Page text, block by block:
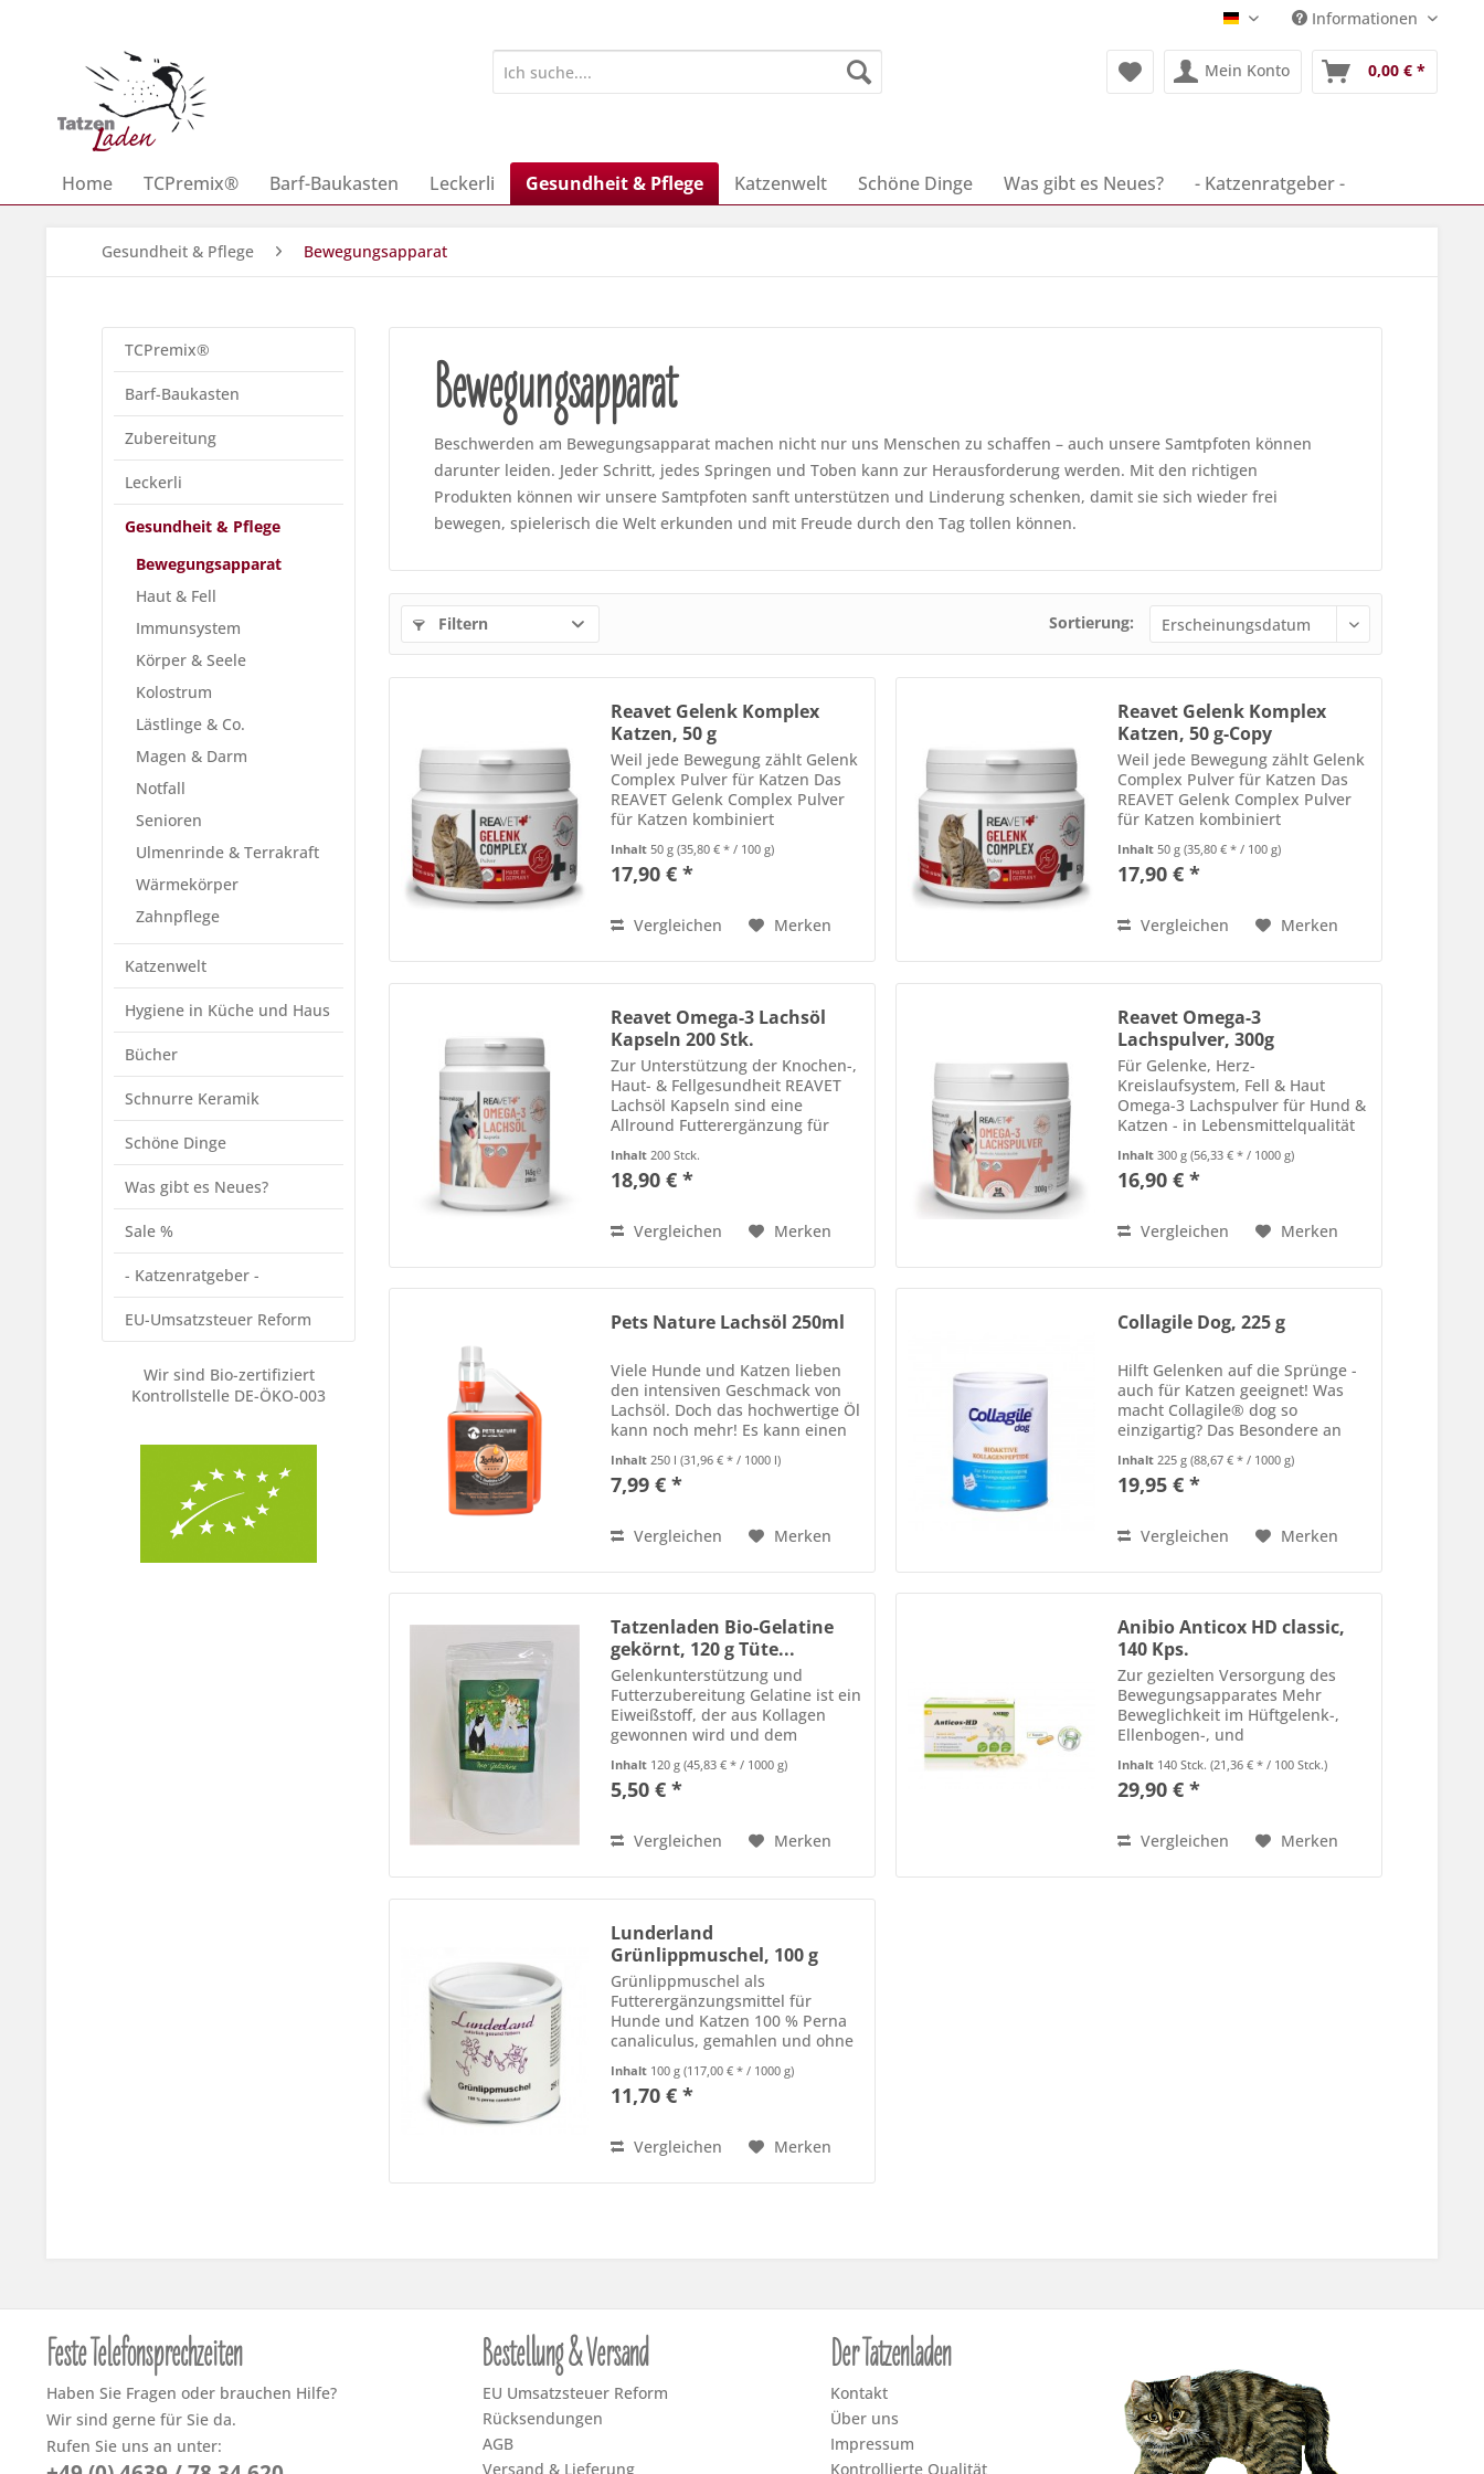
Deutsch Informationen
Mein Konto 0,00 € *
Home TCPremix® Barf-Baukasten Leckerli Gesundheit & Pflege Katzenwelt Schöne Dinge Was gibt es Neues? - Katzenratgeber -
Gesundheit & Pflege Bewegungsapparat
TCPremix®
Barf-Baukasten
Zubereitung
Leckerli
Gesundheit & Pflege
Bewegungsapparat
Haut & Fell
Immunsystem
Körper & Seele
Kolostrum
Lästlinge & Co.
Magen & Darm
Notfall
Senioren
Ulmenrinde & Terrakraft
Wärmekörper
Zahnpflege
Katzenwelt
Hygiene in Küche und Haus
Bücher
Schnurre Keramik
Schöne Dinge
Was gibt es Neues?
Sale %
- Katzenratgeber -
EU-Umsatzsteuer Reform
Wir sind Bio-zertifiziert
Kontrollstelle DE-ÖKO-003
Bewegungsapparat
Beschwerden am Bewegungsapparat machen nicht nur uns Menschen zu schaffen – auch unsere Samtpfoten können
darunter leiden. Jeder Schritt, jedes Springen und Toben kann zur Herausforderung werden. Mit den richtigen
Produkten können wir unsere Samtpfoten sanft unterstützen und Linderung schenken, damit sie sich wieder frei
bewegen, spielerisch die Welt erkunden und mit Freude durch den Tag tollen können.
Filtern Sortierung:
Reavet Gelenk Komplex
Katzen, 50 g
Weil jede Bewegung zählt Gelenk
Complex Pulver für Katzen Das
REAVET Gelenk Complex Pulver
für Katzen kombiniert
Rind mit reinem
Hagebuttenpulver zu einer
Gelenkstoffwechsel...
Inhalt50 g(35,80 € * / 100 g)
17,90 € *
Vergleichen Merken
Reavet Gelenk Komplex
Katzen, 50 g-Copy
Weil jede Bewegung zählt Gelenk
Complex Pulver für Katzen Das
REAVET Gelenk Complex Pulver
für Katzen kombiniert
Rind mit reinem
Hagebuttenpulver zu einer
Gelenkstoffwechsel...
Inhalt50 g(35,80 € * / 100 g)
17,90 € *
Vergleichen Merken
Reavet Omega-3 Lachsöl
Kapseln 200 Stk.
Zur Unterstützung der Knochen-,
Haut- & Fellgesundheit REAVET
Lachsöl Kapseln sind eine
Allround Futterergänzung für
besonderen Eigenschaften von
Lachsöl liegen in der Versorgung
Diese...
Inhalt 200 Stck.
18,90 € *
Vergleichen Merken
Reavet Omega-3
Lachspulver, 300g
Für Gelenke, Herz-
Kreislaufsystem, Fell & Haut
Omega-3 Lachspulver für Hund &
Katzen - in Lebensmittelqualität
Hunde und Katzen wertet mit
seinem hohen Gehalt an
Futter auf....
Inhalt 300 g(56,33 € * / 1000 g)
16,90 € *
Vergleichen Merken
Pets Nature Lachsöl 250ml
Viele Hunde und Katzen lieben
den intensiven Geschmack von
Lachsöl. Doch das hochwertige Öl
kann noch mehr! Es kann einen
Wohlbefinden der Fellnasen
haben. Es trägt zu einer
zum...
Inhalt250 l(31,96 € * / 1000 l)
7,99 € *
Vergleichen Merken
Collagile Dog, 225 g
Hilft Gelenken auf die Sprünge -
auch für Katzen geeignet! Was
macht Collagile® dog so
einzigartig? Das Besondere an
Bioaktive Kollagenpeptide, die
der natürlichen Knorpelmasse
Inhalt225 g(88,67 € * / 1000 g)
19,95 € *
Vergleichen Merken
Tatzenladen Bio-Gelatine
gekörnt, 120 g Tüte...
Gelenkunterstützung und
Futterzubereitung Gelatine ist ein
Eiweißstoff, der aus Kollagen
gewonnen wird und dem
Knorpeln von Katzen ähnelt.
Besonders bei älteren Katzen
im...
Inhalt 120 g(45,83 € * / 1000 g)
5,50 € *
Vergleichen Merken
Anibio Anticox HD classic,
140 Kps.
Zur gezielten Versorgung des
Bewegungsapparates Mehr
Beweglichkeit im Hüftgelenk-,
Ellenbogen-, und
Anticox erhält das Tier seine
natürliche Bewegungsfreude
Lebensqualität...
Inhalt 140 Stck.(21,36 € * / 100 Stck.)
29,90 € *
Vergleichen Merken
Lunderland
Grünlippmuschel, 100 g
Grünlippmuschel als
Futterergänzungsmittel für
Hunde und Katzen 100 % Perna
canaliculus, gemahlen und ohne
Grünlippmuschel Hunden und
Katzen gut tut Grünlippmuschel
Tierernährung immer häufiger...
Inhalt 100 g(117,00 € * / 1000 g)
11,70 € *
Vergleichen Merken
Feste Telefonsprechzeiten
Haben Sie Fragen oder brauchen Hilfe?
Wir sind gerne für Sie da.
Rufen Sie uns an unter:
Bestellung & Versand
EU Umsatzsteuer Reform
Rücksendungen
AGB
Versand & Lieferung
Der Tatzenladen
Kontakt
Über uns
Impressum
Kontrollierte Qualität